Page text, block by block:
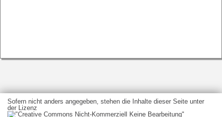
Sofern nicht anders angegeben, stehen die Inhalte dieser Seite unter
der Lizenz